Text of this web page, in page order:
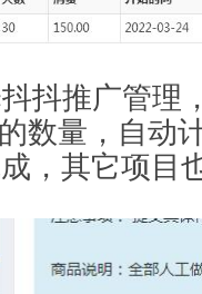
抖推广管理
数量，自动
，其它项目